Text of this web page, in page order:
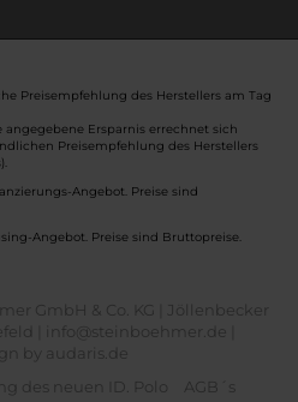
Preisempfehlung des Herstellers am Tag
angegebene Ersparnis errechnet sich
Preisempfehlung des Herstellers
Angebot. Preise sind
Angebot. Preise sind Bruttopreise.
GmbH & Co. KG | Jöllenbecker
| info@steinboehmer.de |
by audaris.de
des neuen ID. Polo
AGB´s